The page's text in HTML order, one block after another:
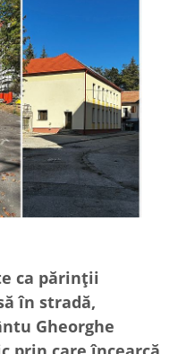
ca părinții
în stradă,
Gheorghe